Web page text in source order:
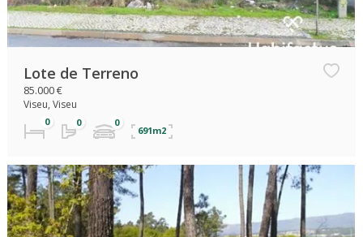
Lote de Terreno
85.000 €
Viseu, Viseu
691m2